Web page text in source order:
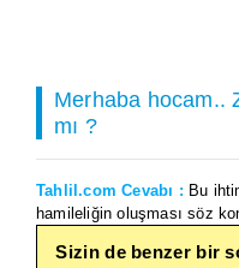
Merhaba hocam..
mı ?
Tahlil.com Cevabı : Bu
hamileliğin oluşması söz
Sizin de benzer bir